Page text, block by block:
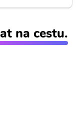
na cestu.